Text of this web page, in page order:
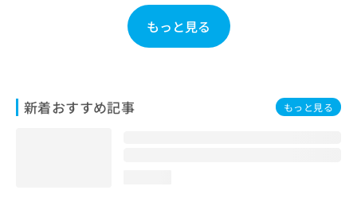
もっと見る
新着おすすめ記事 もっと見る